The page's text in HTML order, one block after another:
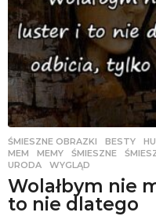
ŚMIESZNE OBRAZKI BESTY ,
MEM
,MEMY ,ŚMIESZNE ,
URODA
,WYGLĄD
Wolałbym nie
to nie dlatego